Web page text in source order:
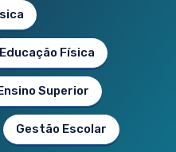
Educação Física
Superior
Gestão Escolar